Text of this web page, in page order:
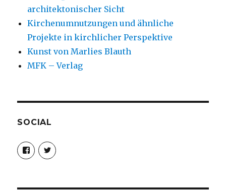
architektonischer Sicht
Kirchenumnutzungen und ähnliche
Projekte in kirchlicher Perspektive
Kunst von Marlies Blauth
MFK – Verlag
SOCIAL
Profil
von
christoph.fleischer1
anzeigen
Profil
von
anzeigen